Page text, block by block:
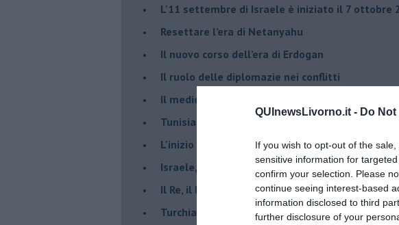
QUInewsLivorno.it - Do
If you wish to opt-out of the
sensitive information for
confirm your selection. Please
continue seeing interest-based
information disclosed to third
further disclosure of your
L'11 settembre di Israele è iniziato il 7 ottobre
Resettare l’era di Netanyahu
​Il nuovo corso dell’era di Erdogan
Il ruolo delle diplomazie nei conflitti
Il medioriente di Silvio
Tunisia rischiosa e strategica per l'Italia
L'inizio del “secolo della Turchia”
Israele, deciderà il borsone della spesa
Il Re, il Primo Ministro, il Sindaco e la Brexit
Turchia al voto, Erdogan in bilico